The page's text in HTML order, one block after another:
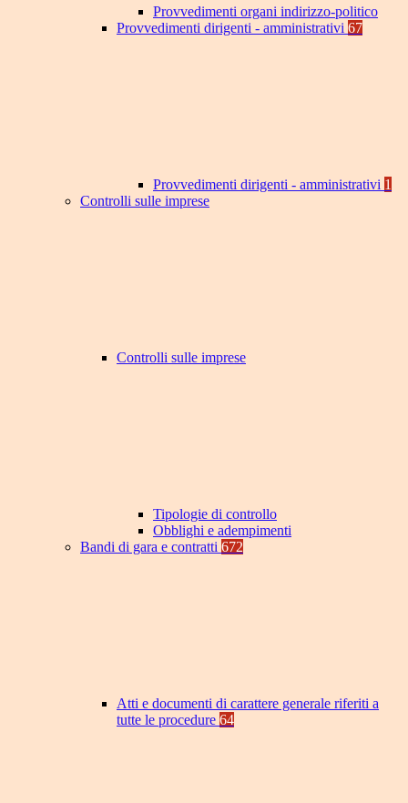
Provvedimenti organi indirizzo-politico
Provvedimenti dirigenti - amministrativi 67
Provvedimenti dirigenti - amministrativi 1
Controlli sulle imprese
Controlli sulle imprese
Tipologie di controllo
Obblighi e adempimenti
Bandi di gara e contratti 672
Atti e documenti di carattere generale riferiti a
tutte le procedure 64